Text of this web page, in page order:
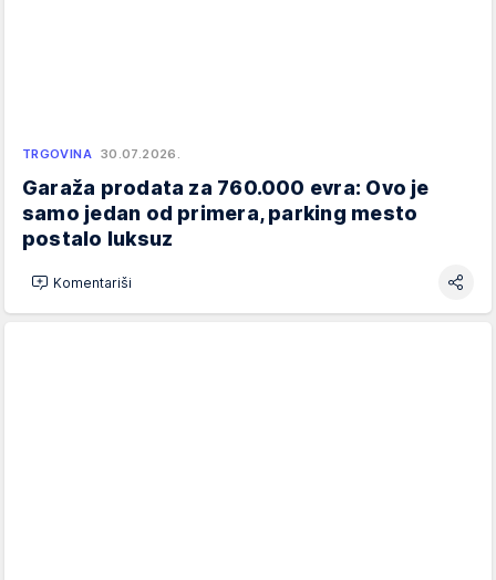
TRGOVINA 30.07.2026.
Garaža prodata za 760.000 evra: Ovo je
samo jedan od primera, parking mesto
postalo luksuz
Komentariši